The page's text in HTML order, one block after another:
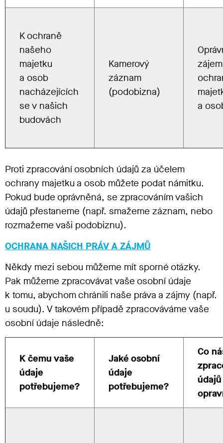
K ochraně
našeho
majetku
a osob
nacházejících
se v našich
budovách
Kamerový
záznam
(podobizna)
a
Proti zpracování osobních údajů za účelem
ochrany majetku a osob můžete podat námitku.
Pokud bude oprávněná, se zpracováním vašich
údajů přestaneme (např. smažeme záznam, nebo
rozmažeme vaši podobiznu).
OCHRANA NAŠICH PRÁV A ZÁJMŮ
Někdy mezi sebou můžeme mít sporné otázky.
Pak můžeme zpracovávat vaše osobní údaje
k tomu, abychom chránili naše práva a zájmy (např.
u soudu). V takovém případě zpracováváme vaše
osobní údaje následně:
K čemu vaše
údaje
potřebujeme?
Jaké osobní
údaje
potřebujeme?
Co
údajů